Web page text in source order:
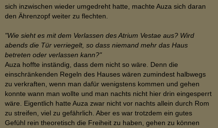
sich inzwischen wieder umgedreht hatte, machte Auza sich daran
den Ährenzopf weiter zu flechten.
"Wie sieht es mit dem Verlassen des Atrium Vestae aus? Wird
abends die Tür verriegelt, so dass niemand mehr das Haus
betreten oder verlassen kann?"
Auza hoffte inständig, dass dem nicht so wäre. Denn die
einschränkenden Regeln des Hauses wären zumindest halbwegs
zu verkraften, wenn man dafür wenigstens kommen und gehen
konnte wann man wollte und man nachts nicht hier drin eingesperrt
wäre. Eigentlich hatte Auza zwar nicht vor nachts allein durch Rom
zu streifen, viel zu gefährlich. Aber es war trotzdem ein gutes
Gefühl rein theoretisch die Freiheit zu haben, gehen zu können